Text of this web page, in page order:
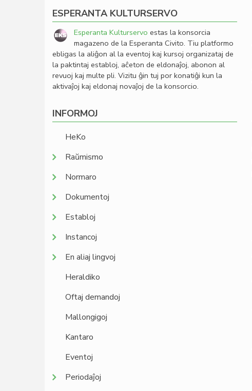
ESPERANTA KULTURSERVO
Esperanta Kulturservo estas la konsorcia
magazeno de la Esperanta Civito. Tiu platformo
ebligas la aliĝon al la eventoj kaj kursoj organizataj de
la paktintaj establoj, aĉeton de eldonaĵoj, abonon al
revuoj kaj multe pli. Vizitu ĝin tuj por konatiĝi kun la
aktivaĵoj kaj eldonaj novaĵoj de la konsorcio.
INFORMOJ
HeKo
Raŭmismo
Normaro
Dokumentoj
Establoj
Instancoj
En aliaj lingvoj
Heraldiko
Oftaj demandoj
Mallongigoj
Kantaro
Eventoj
Periodaĵoj